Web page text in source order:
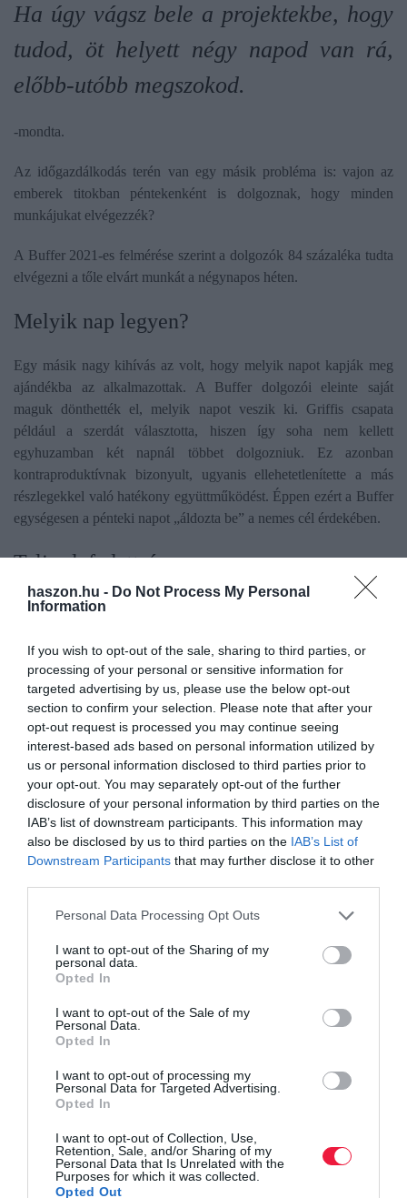
haszon.hu - Do Not Process My Personal
Information
If you wish to opt-out of the sale, sharing to third parties, or
processing of your personal or sensitive information for
targeted advertising by us, please use the below opt-out
section to confirm your selection. Please note that after your
opt-out request is processed you may continue seeing
interest-based ads based on personal information utilized by
us or personal information disclosed to third parties prior to
your opt-out. You may separately opt-out of the further
disclosure of your personal information by third parties on the
IAB’s list of downstream participants. This information may
also be disclosed by us to third parties on the IAB’s List of
Downstream Participants that may further disclose it to other
Please note that this website/app uses one or more Google
not limited to your visit or usage behaviour. You may click to
grant or deny consent to Google and its third-party tags to
use your data for below specified purposes in below Google
consent section.
Personal Data Processing Opt Outs
I want to opt-out of the Sharing of my
personal data.
Opted In
I want to opt-out of the Sale of my
Personal Data.
Opted In
I want to opt-out of processing my
Personal Data for Targeted Advertising.
Opted In
I want to opt-out of Collection, Use,
Retention, Sale, and/or Sharing of my
Personal Data that Is Unrelated with the
Purposes for which it was collected.
Opted Out
Ha úgy vágsz bele a projektekbe, hogy
tudod, öt helyett négy napod van rá,
előbb-utóbb megszokod.
-mondta.
Az időgazdálkodás terén van egy másik probléma is: vajon az
emberek titokban péntekenként is dolgoznak, hogy minden
munkájukat elvégezzék?
A Buffer 2021-es felmérése szerint a dolgozók 84 százaléka tudta
elvégezni a tőle elvárt munkát a négynapos héten.
Melyik nap legyen?
Egy másik nagy kihívás az volt, hogy melyik napot kapják meg
ajándékba az alkalmazottak. A Buffer dolgozói eleinte saját
maguk dönthették el, melyik napot veszik ki. Griffis csapata
például a szerdát választotta, hiszen így soha nem kellett
egyhuzamban két napnál többet dolgozniuk. Ez azonban
kontraproduktívnak bizonyult, ugyanis ellehetetlenítette a más
részlegekkel való hatékony együttműködést. Éppen ezért a Buffer
egységesen a pénteki napot „áldozta be” a nemes cél érdekében.
Teljes lefedettség
Ez eddig mind szép és jó, de ne feledjük, a cég ügyfélszolgálatot
kereshetik kérdéseikkel a vállalatot. Éppen ezért a pénteki szabály
alól az ügyfélszolgálatosok mentesültek, ők rotációban dolgoznak,
hogy lefedjék az üresjáratokat. Természetesen nekik is jár a
háromnapos szabadság, ennek biztosítása érdekében azonban a
cégnek új embereket kellett felvennie a részleghez.
Munkavállalói elkötelezettség
Azátállása vállalat termelékenységére pozitívan hatott, az
alkalmazottak elkötelezettségére azonban negatív hatást gyakorolt.
Amikor a Buffer csökkentette a meetingek számát, a formális és
informális közösségi idő is megcsappant.
az együtt töltött időt és kellő teret adjon a csapatban való
részvételhez. Erre alkalmasak lehetnek például a virtuális
munkahelyi megbeszéléseken túl is kapcsolatba léphetnek
egymással.
Griffis elmondása szerint sikerük abban rejlik, hogy a
vezérigazgató és a felsővezetők elkötelezték magukat a rendszer
A beszélgetések nem arról szóltak,